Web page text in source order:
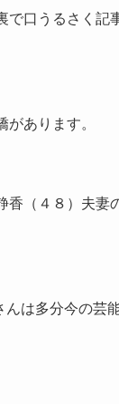
口うるさく
あります。
（４８）夫
は多分今の芸